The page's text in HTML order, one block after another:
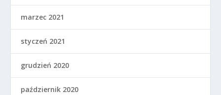
marzec 2021
styczeń 2021
grudzień 2020
październik 2020